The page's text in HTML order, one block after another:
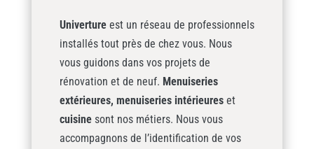
Univertureest un réseau de professionnels
installés tout près de chez vous. Nous
vous guidons dans vos projets de
rénovation et de neuf. Menuiseries
extérieures, menuiseries intérieureset
cuisinesont nos métiers. Nous vous
accompagnons de l’identification de vos